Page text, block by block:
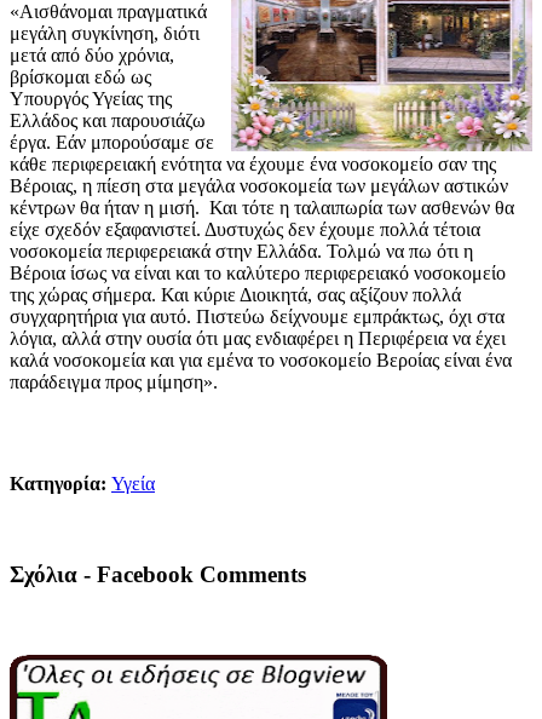
«Αισθάνομαι πραγματικά
μεγάλη συγκίνηση, διότι
μετά από δύο χρόνια,
βρίσκομαι εδώ ως
Υπουργός Υγείας της
Ελλάδος και παρουσιάζω
έργα. Εάν μπορούσαμε σε
κάθε περιφερειακή ενότητα να έχουμε ένα νοσοκομείο σαν της
Βέροιας, η πίεση στα μεγάλα νοσοκομεία των μεγάλων αστικών
κέντρων θα ήταν η μισή. Και τότε η ταλαιπωρία των ασθενών θα
είχε σχεδόν εξαφανιστεί. Δυστυχώς δεν έχουμε πολλά τέτοια
νοσοκομεία περιφερειακά στην Ελλάδα. Τολμώ να πω ότι η
Βέροια ίσως να είναι και το καλύτερο περιφερειακό νοσοκομείο
της χώρας σήμερα. Και κύριε Διοικητά, σας αξίζουν πολλά
συγχαρητήρια για αυτό. Πιστεύω δείχνουμε εμπράκτως, όχι στα
λόγια, αλλά στην ουσία ότι μας ενδιαφέρει η Περιφέρεια να έχει
καλά νοσοκομεία και για εμένα το νοσοκομείο Βεροίας είναι ένα
παράδειγμα προς μίμηση».
Κατηγορία: Υγεία
Σχόλια - Facebook Comments